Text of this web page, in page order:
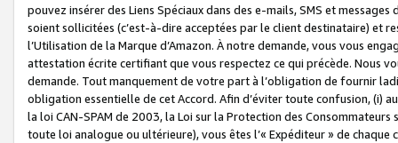
pouvez insérer des Liens Spéciaux dans des e-mails, SMS et
soient sollicitées (c’est-à-dire acceptées par le client destinataire) et
l’Utilisation de la Marque d’Amazon. À notre demande, vous vous
attestation écrite certifiant que vous respectez ce qui précède. Nous
demande. Tout manquement de votre part à l’obligation de fournir
obligation essentielle de cet Accord. Afin d’éviter toute confusion, (i)
la loi CAN-SPAM de 2003, la Loi sur la Protection des
toute loi analogue ou ultérieure), vous êtes l’« Expéditeur » de